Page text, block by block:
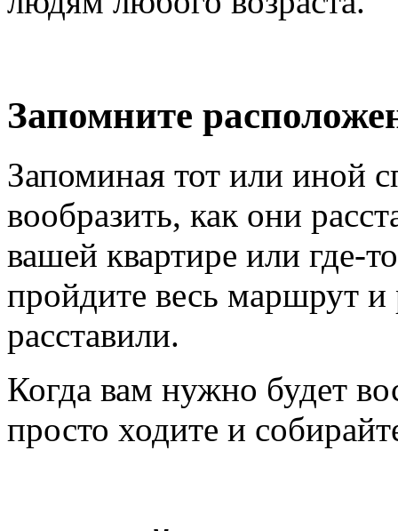
Запомните
Запоминая тот или иной
вообразить, как они
вашей квартире или где-
пройдите весь маршрут и
расставили.
Когда вам нужно будет
просто ходите и